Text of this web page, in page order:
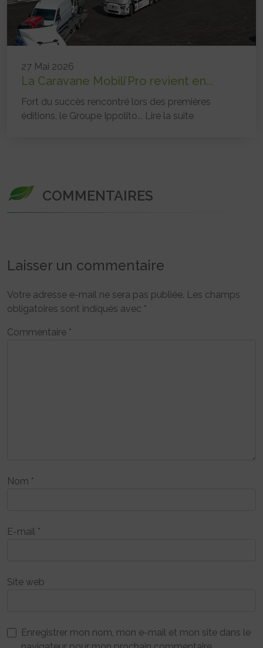
27 Mai 2026
La Caravane Mobili’Pro revient en...
Fort du succès rencontré lors des premières
éditions, le Groupe Ippolito... Lire la suite
COMMENTAIRES
Laisser un commentaire
Votre adresse e-mail ne sera pas publiée. Les champs
obligatoires sont indiqués avec *
Commentaire *
Nom *
E-mail *
Site web
Enregistrer mon nom, mon e-mail et mon site dans le